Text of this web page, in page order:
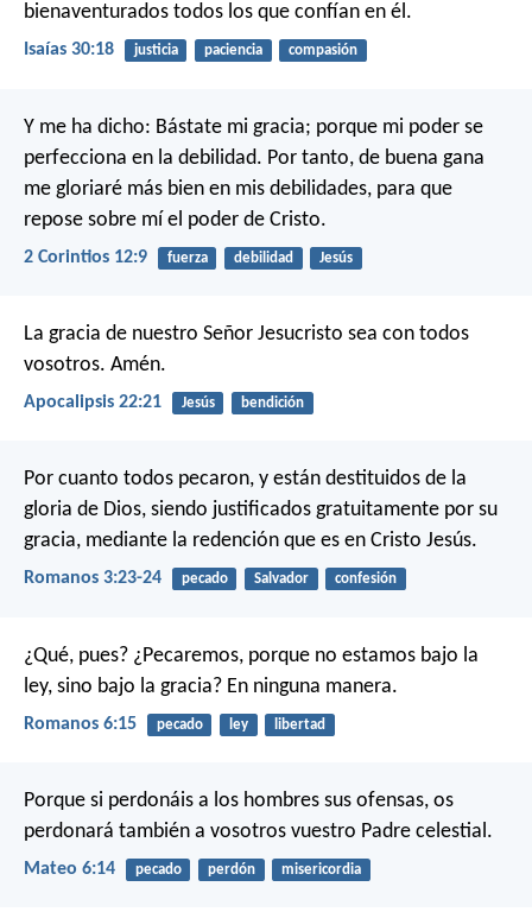
bienaventurados todos los que confían en él.
Isaías 30:18 justicia paciencia compasión
Y me ha dicho: Bástate mi gracia; porque mi poder se
perfecciona en la debilidad. Por tanto, de buena gana
me gloriaré más bien en mis debilidades, para que
repose sobre mí el poder de Cristo.
2 Corintios 12:9 fuerza debilidad Jesús
La gracia de nuestro Señor Jesucristo sea con todos
vosotros. Amén.
Apocalipsis 22:21 Jesús bendición
Por cuanto todos pecaron, y están destituidos de la
gloria de Dios, siendo justificados gratuitamente por su
gracia, mediante la redención que es en Cristo Jesús.
Romanos 3:23-24 pecado Salvador confesión
¿Qué, pues? ¿Pecaremos, porque no estamos bajo la
ley, sino bajo la gracia? En ninguna manera.
Romanos 6:15 pecado ley libertad
Porque si perdonáis a los hombres sus ofensas, os
perdonará también a vosotros vuestro Padre celestial.
Mateo 6:14 pecado perdón misericordia